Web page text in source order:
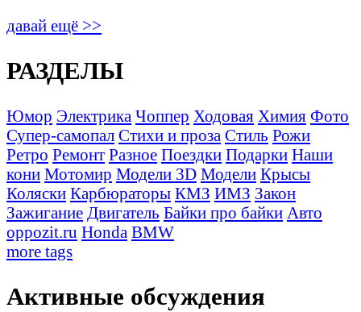
давай ещё >>
РАЗДЕЛЫ
Юмор Электрика Чоппер Ходовая Химия Фото
Супер-самопал Стихи и проза Стиль Рожи
Ретро Ремонт Разное Поездки Подарки Наши
кони Мотомир Модели 3D Модели Крысы
Коляски Карбюраторы КМЗ ИМЗ Закон
Зажигание Двигатель Байки про байки Авто
oppozit.ru Honda BMW
more tags
Активные обсуждения